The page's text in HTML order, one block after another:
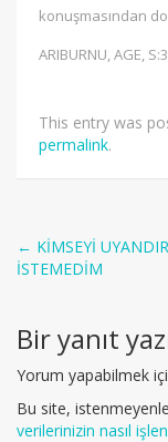
konuşmasından
ARIBURNU, AGE,
This entry was
permalink.
Post
← KİMSEYİ
İSTEMEDİM
Bir yanıt
Yorum yapabilmek
Bu site,
verilerinizin nasıl